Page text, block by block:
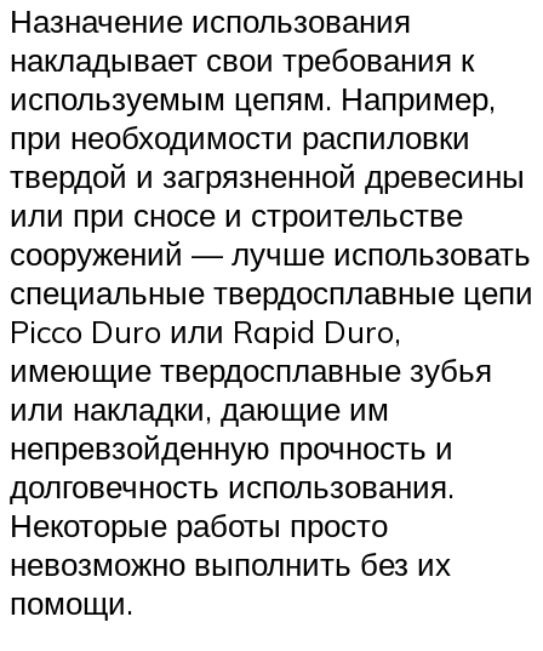
Назначение использования
накладывает свои требования к
используемым цепям. Например,
при необходимости распиловки
твердой и загрязненной древесины
или при сносе и строительстве
сооружений — лучше использовать
специальные твердосплавные цепи
Picco Duro или Rapid Duro,
имеющие твердосплавные зубья
или накладки, дающие им
непревзойденную прочность и
долговечность использования.
Некоторые работы просто
невозможно выполнить без их
помощи.